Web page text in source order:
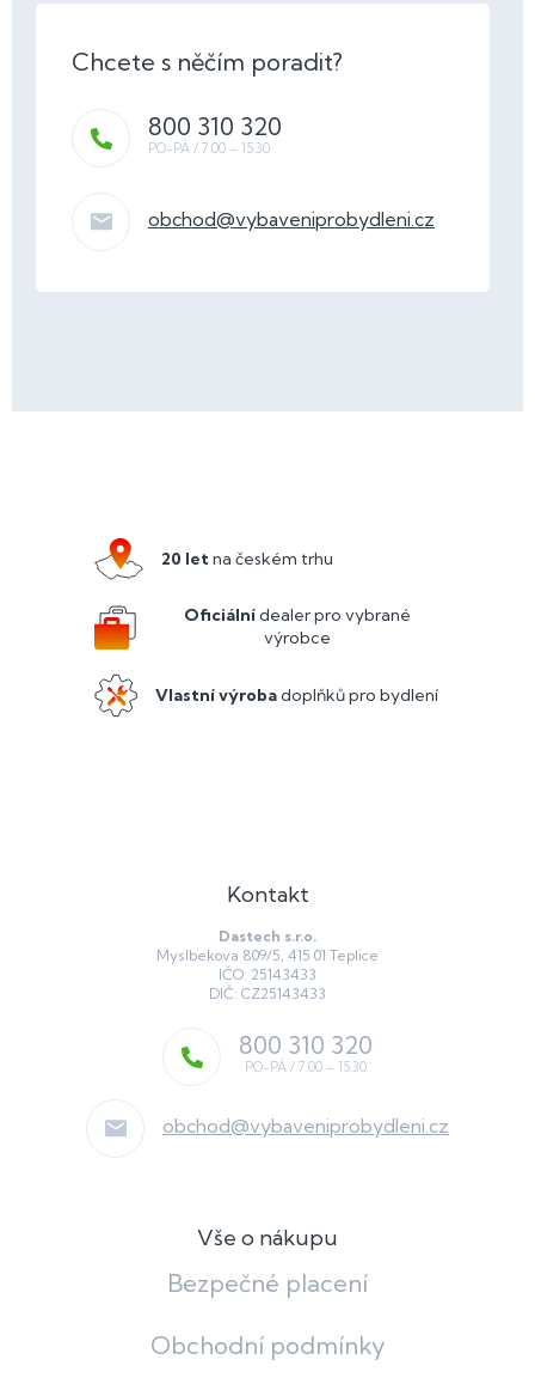
obchod@vybaveniprobydleni.cz
800 310 320
20 letna českém trhu
Oficiálnídealer pro vybrané
výrobce
Vlastní výrobadoplňků pro bydlení
Kontakt
Dastech s.r.o.
Myslbekova 809/5, 415 01 Teplice
IČO: 25143433
DIČ: CZ25143433
obchod@vybaveniprobydleni.cz
800 310 320
Vše o nákupu
Bezpečné placení
Obchodní podmínky